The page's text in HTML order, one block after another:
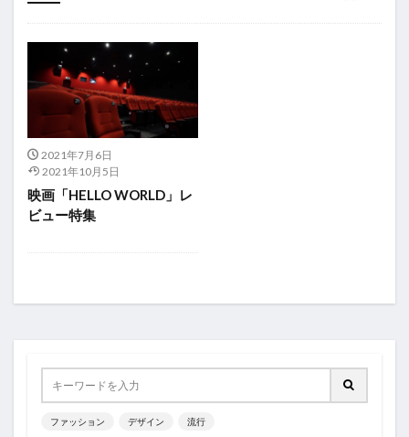
未分類
2021年7月6日
2021年10月5日
映画「HELLO WORLD」レ
ビュー特集
ファッション デザイン 流行